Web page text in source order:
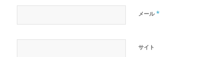
メール*
サイト